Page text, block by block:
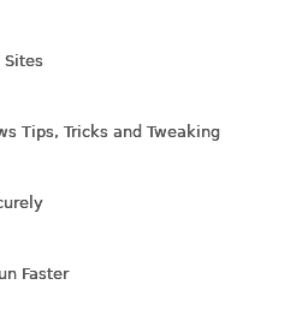
Sites
Tips, Tricks and Tweaking
Faster